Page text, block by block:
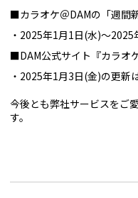
■カラオケ＠DAMの「週間
2025年1月1日(水)～2025
■DAM公式サイト『カラオ
2025年1月3日(金)の更新
今後とも弊社サービスをご
す。